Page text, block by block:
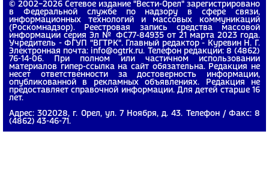
© 2002−2026 Сетевое издание "Вести-Орел" зарегистрировано
в Федеральной службе по надзору в сфере связи,
информационных технологий и массовых коммуникаций
(Роскомнадзор). Реестровая запись средства массовой
информации серия Эл № ФС77-84935 от 21 марта 2023 года.
Учредитель - ФГУП "ВГТРК". Главный редактор - Куревин Н. Г.
Электронная почта: info@ogtrk.ru. Телефон редакции: 8 (4862)
76-14-06. При полном или частичном использовании
материалов гипер-ссылка на сайт обязательна. Редакция не
несет ответственности за достоверность информации,
опубликованной в рекламных объявлениях. Редакция не
предоставляет справочной информации. Для детей старше 16
лет.
Адрес: 302028, г. Орел, ул. 7 Ноября, д. 43. Телефон / Факс: 8
(4862) 43-46-71.